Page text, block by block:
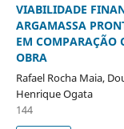
VIABILIDADE
ARGAMASSA
EM COMPARAÇÃO
OBRA
Rafael Rocha Maia,
Henrique Ogata
144